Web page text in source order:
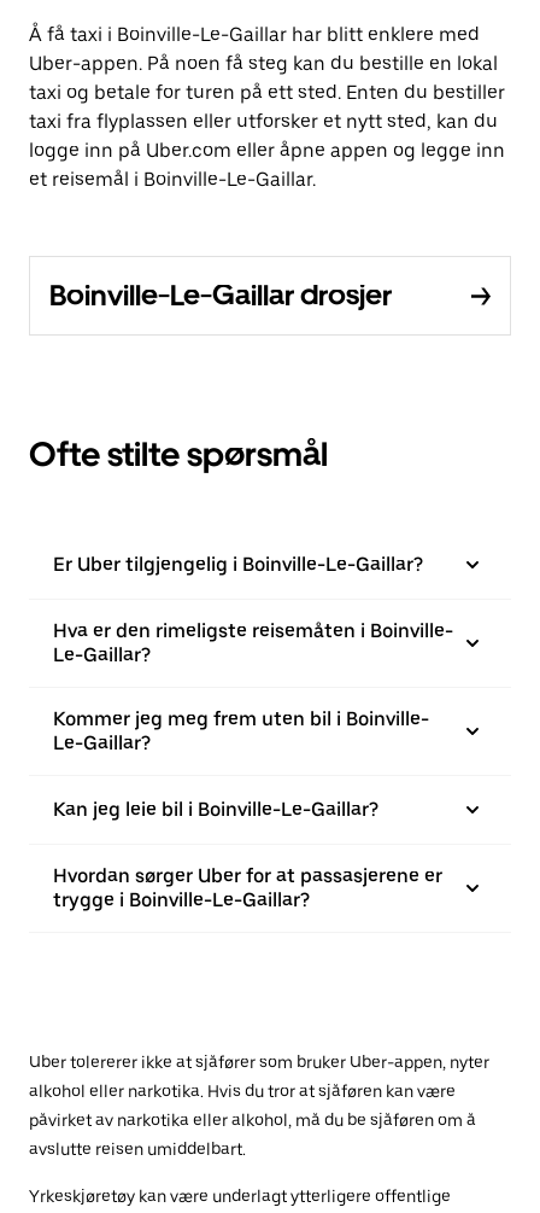
Å få taxi i Boinville-Le-Gaillar har blitt enklere med
Uber-appen. På noen få steg kan du bestille en lokal
taxi og betale for turen på ett sted. Enten du bestiller
taxi fra flyplassen eller utforsker et nytt sted, kan du
logge inn på Uber.com eller åpne appen og legge inn
et reisemål i Boinville-Le-Gaillar.
Boinville-Le-Gaillar drosjer
Ofte stilte spørsmål
Er Uber tilgjengelig i Boinville-Le-Gaillar?
Hva er den rimeligste reisemåten i Boinville-
Le-Gaillar?
Kommer jeg meg frem uten bil i Boinville-
Le-Gaillar?
Kan jeg leie bil i Boinville-Le-Gaillar?
Hvordan sørger Uber for at passasjerene er
trygge i Boinville-Le-Gaillar?
Uber tolererer ikke at sjåfører som bruker Uber-appen, nyter
alkohol eller narkotika. Hvis du tror at sjåføren kan være
påvirket av narkotika eller alkohol, må du be sjåføren om å
avslutte reisen umiddelbart.
Yrkeskjøretøy kan være underlagt ytterligere offentlige